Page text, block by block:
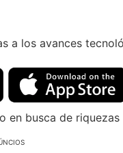
a los avances
busca de